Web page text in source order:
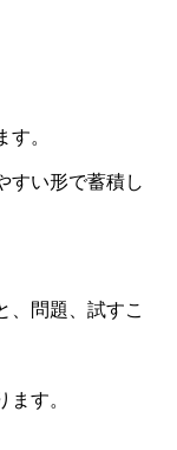
。
すい形で蓄積し
、問題、試すこ
す。